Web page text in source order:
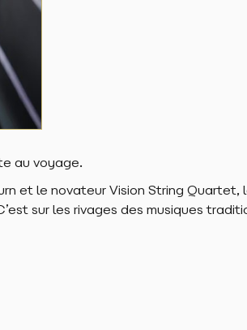
au voyage.
et le novateur Vision String
sur les rivages des musiques